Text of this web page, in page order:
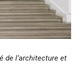
de l’architecture et